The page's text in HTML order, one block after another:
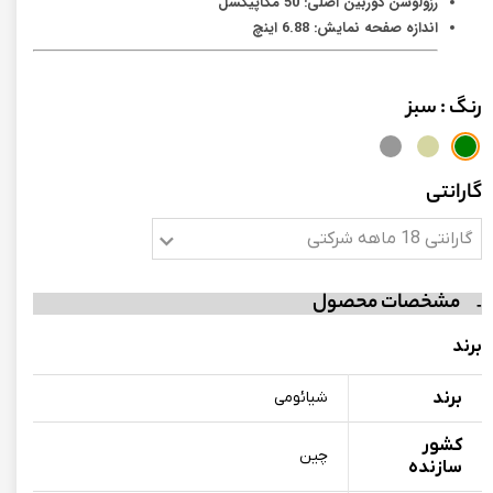
اندازه صفحه نمایش: 6.88 اینچ
رنگ: سبز
گارانتی
گارانتی 18 ماهه شرکتی
مشخصات محصول
برند
برند شیائومی
کشور
سازنده
چین